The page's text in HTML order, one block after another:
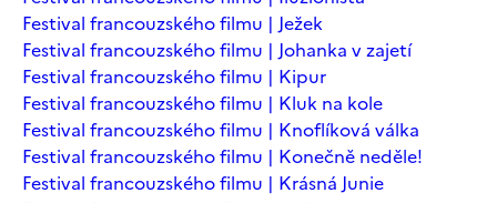
Festival francouzského filmu | Ježek
Festival francouzského filmu | Johanka v zajetí
Festival francouzského filmu | Kipur
Festival francouzského filmu | Kluk na kole
Festival francouzského filmu | Knoflíková válka
Festival francouzského filmu | Konečně neděle!
Festival francouzského filmu | Krásná Junie